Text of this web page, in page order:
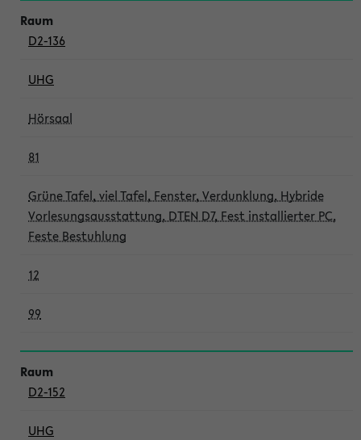
D2-136
UHG
Hörsaal
81
Grüne Tafel, viel Tafel, Fenster, Verdunklung, Hybride
Vorlesungsausstattung, DTEN D7, Fest installierter PC,
Feste Bestuhlung
12
99
D2-152
UHG